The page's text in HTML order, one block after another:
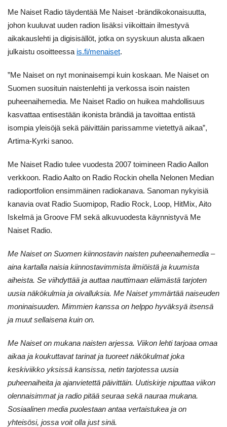
Me Naiset Radio täydentää Me Naiset -brändikokonaisuutta,
johon kuuluvat uuden radion lisäksi viikoittain ilmestyvä
aikakauslehti ja digisisällöt, jotka on syyskuun alusta alkaen
julkaistu osoitteessa is.fi/menaiset.
”Me Naiset on nyt moninaisempi kuin koskaan. Me Naiset on
Suomen suosituin naistenlehti ja verkossa isoin naisten
puheenaihemedia. Me Naiset Radio on huikea mahdollisuus
kasvattaa entisestään ikonista brändiä ja tavoittaa entistä
isompia yleisöjä sekä päivittäin parissamme vietettyä aikaa”,
Artima-Kyrki sanoo.
Me Naiset Radio tulee vuodesta 2007 toimineen Radio Aallon
verkkoon. Radio Aalto on Radio Rockin ohella Nelonen Median
radioportfolion ensimmäinen radiokanava. Sanoman nykyisiä
kanavia ovat Radio Suomipop, Radio Rock, Loop, HitMix, Aito
Iskelmä ja Groove FM sekä alkuvuodesta käynnistyvä Me
Naiset Radio.
Me Naiset on Suomen kiinnostavin naisten puheenaihemedia –
aina kartalla naisia kiinnostavimmista ilmiöistä ja kuumista
aiheista. Se viihdyttää ja auttaa nauttimaan elämästä tarjoten
uusia näkökulmia ja oivalluksia. Me Naiset ymmärtää naiseuden
moninaisuuden. Mimmien kanssa on helppo hyväksyä itsensä
ja muut sellaisena kuin on.
Me Naiset on mukana naisten arjessa. Viikon lehti tarjoaa omaa
aikaa ja koukuttavat tarinat ja tuoreet näkökulmat joka
keskiviikko yksissä kansissa, netin tarjotessa uusia
puheenaiheita ja ajanvietettä päivittäin. Uutiskirje niputtaa viikon
olennaisimmat ja radio pitää seuraa sekä nauraa mukana.
Sosiaalinen media puolestaan antaa vertaistukea ja on
yhteisösi, jossa voit olla just sinä.